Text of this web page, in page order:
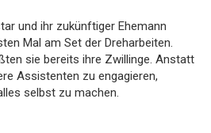
und ihr zukünftiger Ehemann
Mal am Set der Dreharbeiten.
sie bereits ihre Zwillinge. Anstatt
Assistenten zu engagieren,
selbst zu machen.